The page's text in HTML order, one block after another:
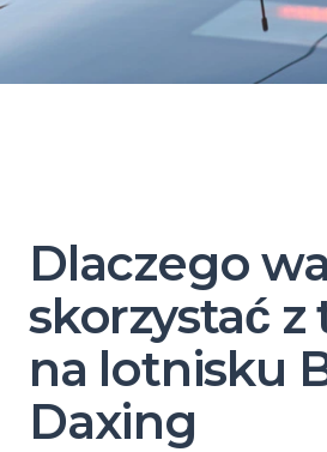
Dlaczego
skorzystać
na lotnisku
Daxing